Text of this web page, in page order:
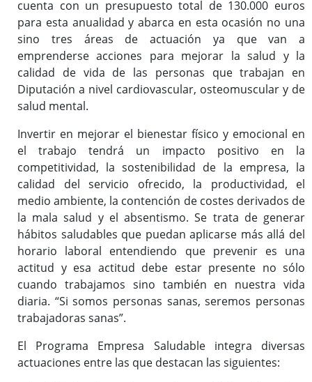
cuenta con un presupuesto total de 130.000 euros
para esta anualidad y abarca en esta ocasión no una
sino tres áreas de actuación ya que van a
emprenderse acciones para mejorar la salud y la
calidad de vida de las personas que trabajan en
Diputación a nivel cardiovascular, osteomuscular y de
salud mental.
Invertir en mejorar el bienestar físico y emocional en
el trabajo tendrá un impacto positivo en la
competitividad, la sostenibilidad de la empresa, la
calidad del servicio ofrecido, la productividad, el
medio ambiente, la contención de costes derivados de
la mala salud y el absentismo. Se trata de generar
hábitos saludables que puedan aplicarse más allá del
horario laboral entendiendo que prevenir es una
actitud y esa actitud debe estar presente no sólo
cuando trabajamos sino también en nuestra vida
diaria. “Si somos personas sanas, seremos personas
trabajadoras sanas”.
El Programa Empresa Saludable integra diversas
actuaciones entre las que destacan las siguientes: